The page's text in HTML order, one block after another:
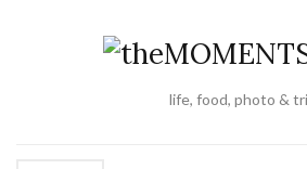
life, food, photo &